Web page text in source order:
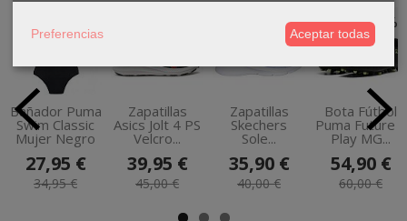
Bañador Puma
Swim Classic
Mujer Negro
27,95 €
34,95 €
Zapatillas
Asics Jolt 4 PS
Velcro...
39,95 €
45,00 €
-10 %
Zapatillas
Skechers
Sole...
35,90 €
40,00 €
-9 %
Bota Fútbol
Puma Future 8
Play MG...
54,90 €
60,00 €
Preferencias Aceptar todas